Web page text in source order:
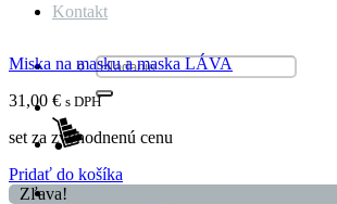
Kontakt
Hľadať:
Prihlásenie / Registrovať sa
Miska na masku a maska LÁVA
31,00 € s DPH
set za zvýhodnenú cenu
Pridať do košíka
Zľava!